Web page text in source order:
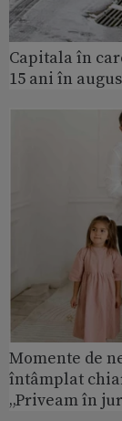
Capitala în
15 ani în
Momente de
întâmplat
„Priveam în